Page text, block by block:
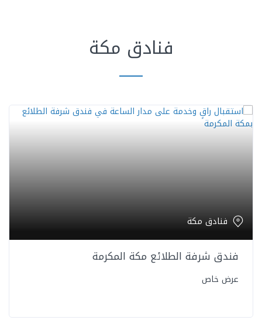
فنادق مكة
فنادق مكة
فندق شرفة الطلائع مكة المكرمة
عرض خاص